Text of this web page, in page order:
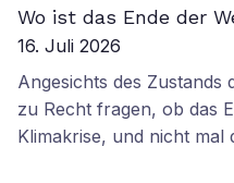
Wo ist das Ende der
16. Juli 2026
Angesichts des Zustands
zu Recht fragen, ob das
Klimakrise, und nicht mal